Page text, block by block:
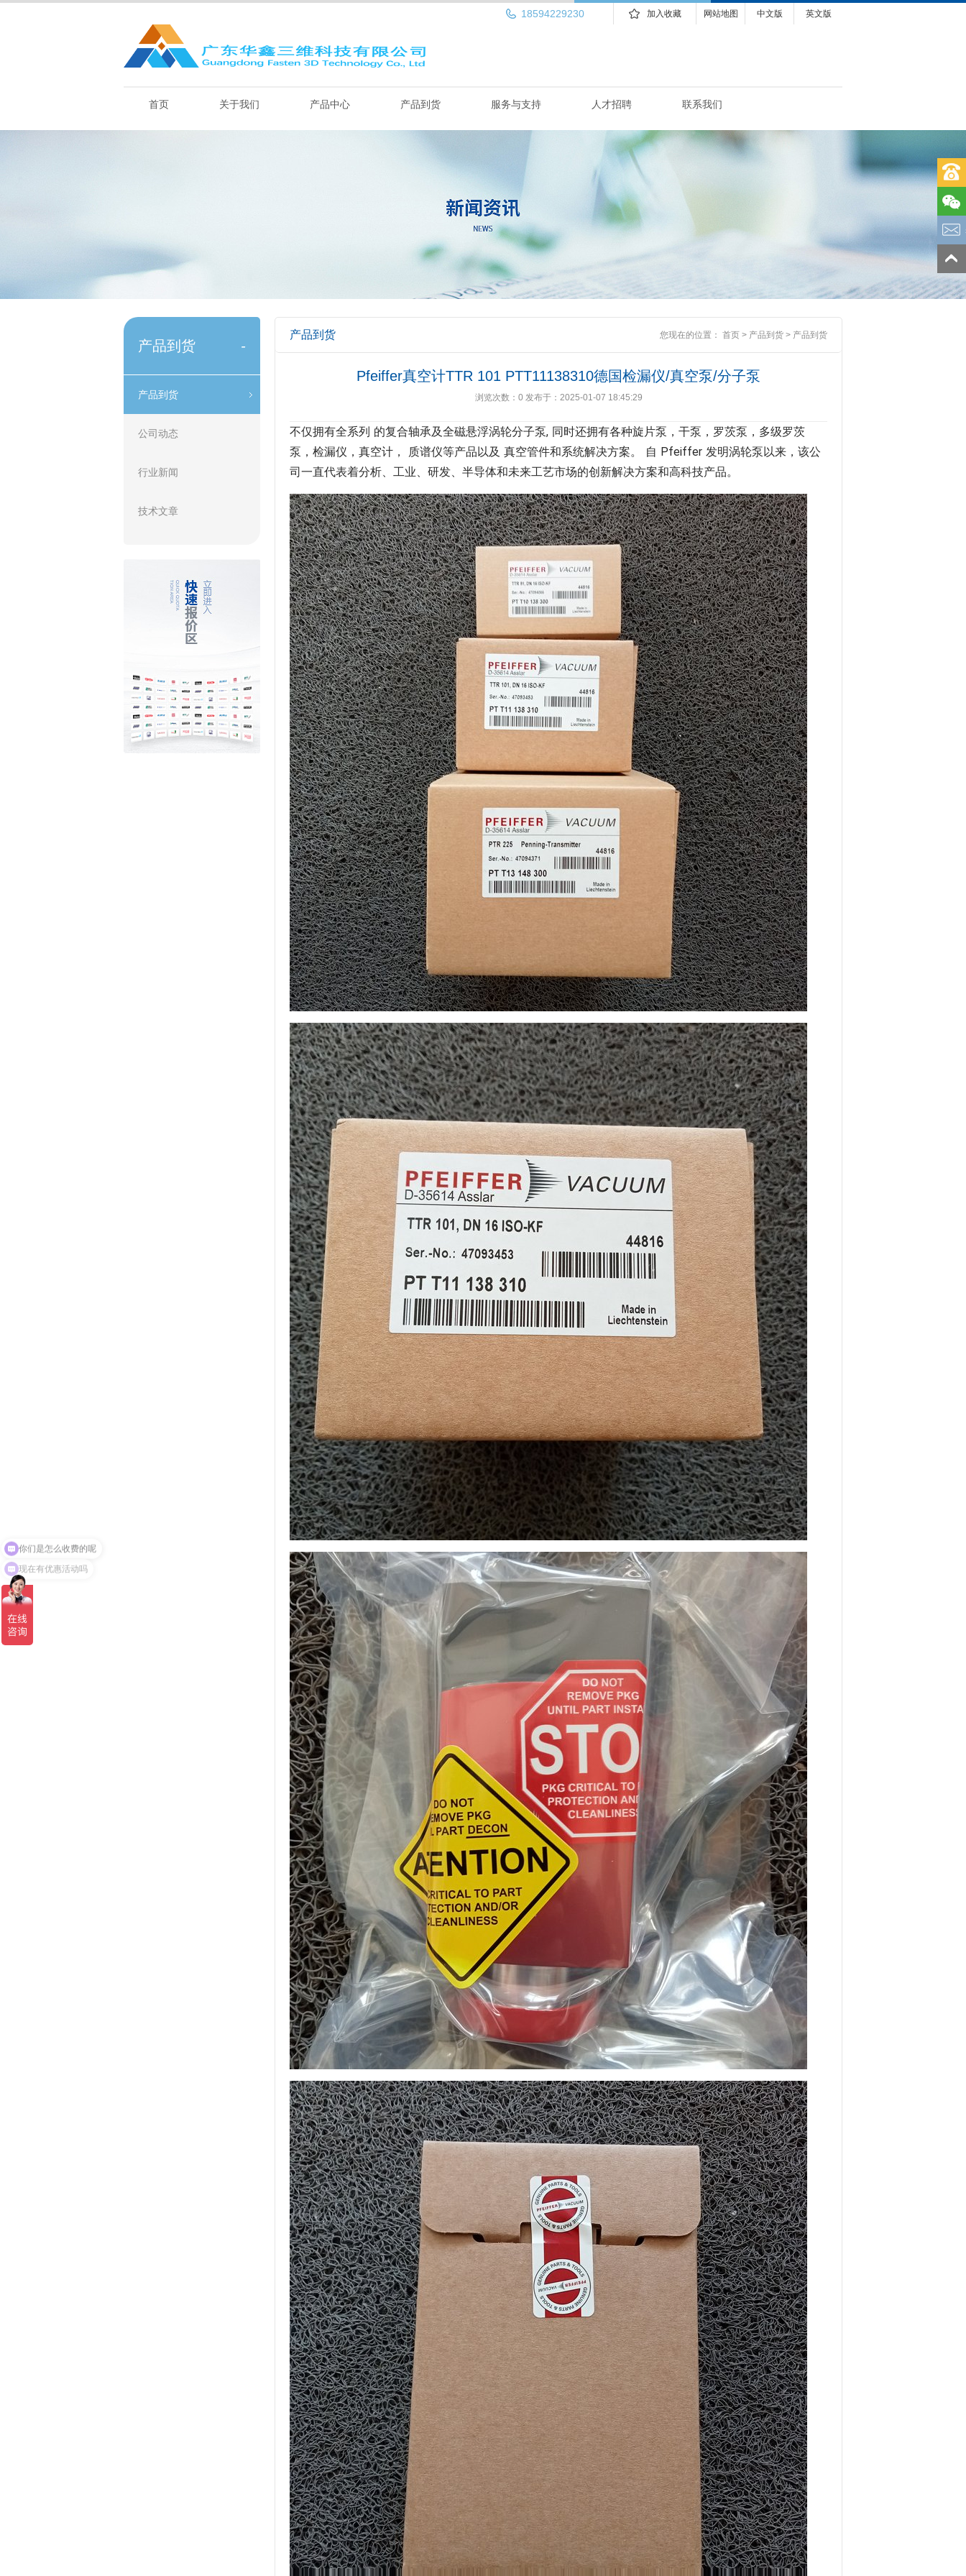
英文版
中文版
网站地图
加入收藏
18594229230
首页 关于我们 产品中心 产品到货 服务与支持 人才招聘 联系我们
产品到货 -
产品到货
公司动态
行业新闻
技术文章
产品到货 您现在的位置： 首页 > 产品到货 > 产品到货
Pfeiffer真空计TTR 101 PTT11138310德国检漏仪/真空泵/分子泵
浏览次数： 0 发布于：2025-01-07 18:45:29
不仅拥有全系列 的复合轴承及全磁悬浮涡轮分子泵, 同时还拥有各种旋片泵，干泵，罗茨泵，多级罗茨
泵，检漏仪，真空计， 质谱仪等产品以及 真空管件和系统解决方案。 自 Pfeiffer 发明涡轮泵以来，该公
司一直代表着分析、工业、研发、半导体和未来工艺市场的创新解决方案和高科技产品。